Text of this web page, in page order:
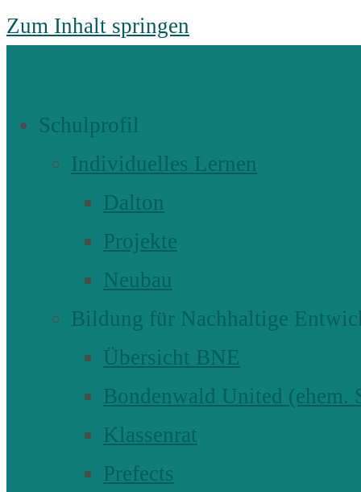
Zum Inhalt springen
Schulprofil
Individuelles Lernen
Dalton
Projekte
Neubau
Bildung für Nachhaltige
Übersicht BNE
Bondenwald United (ehem.
Klassenrat
Prefects